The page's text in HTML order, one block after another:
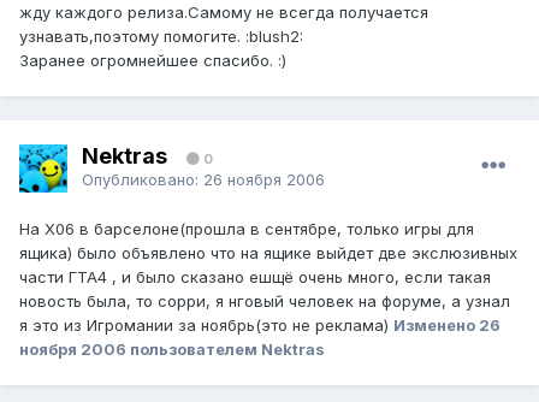
жду каждого релиза.Самому не всегда получается
узнавать,поэтому помогите. :blush2:
Заранее огромнейшее спасибо. :)
Nektras 0
Опубликовано: 26 ноября 2006
На Х06 в барселоне(прошла в сентябре, только игры для
ящика) было объявлено что на ящике выйдет две экслюзивных
части ГТА4 , и было сказано ешщё очень много, если такая
новость была, то сорри, я нговый человек на форуме, а узнал
я это из Игромании за ноябрь(это не реклама) Изменено 26
ноября 2006 пользователем Nektras